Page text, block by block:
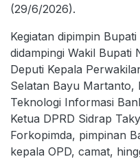
(29/6/2026).
Kegiatan dipimpin
didampingi Wakil Bupati
Deputi Kepala
Selatan Bayu Martanto,
Teknologi Informasi
Ketua DPRD Sidrap
Forkopimda, pimpinan
kepala OPD, camat,